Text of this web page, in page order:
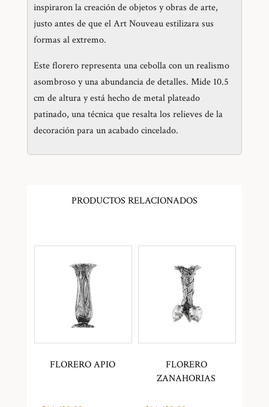
inspiraron la creación de objetos y obras de arte,
justo antes de que el Art Nouveau estilizara sus
formas al extremo.
Este florero representa una cebolla con un realismo
asombroso y una abundancia de detalles. Mide 10.5
cm de altura y está hecho de metal plateado
patinado, una técnica que resalta los relieves de la
decoración para un acabado cincelado.
PRODUCTOS RELACIONADOS
FLORERO APIO
FLORERO
ZANAHORIAS